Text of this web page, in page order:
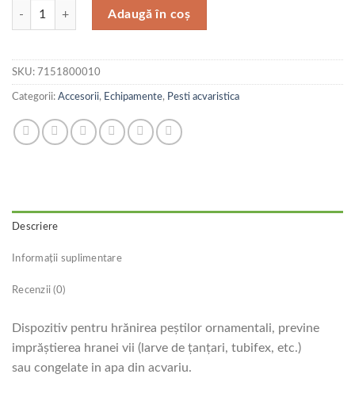
Cantitate Marina Hranitor Tubifex
Adaugă în coș
SKU: 7151800010
Categorii: Accesorii, Echipamente, Pesti acvaristica
Descriere
Informații suplimentare
Recenzii (0)
Dispozitiv pentru hrănirea peştilor ornamentali, previne
imprăştierea hranei vii (larve de ţanţari, tubifex, etc.)
sau congelate in apa din acvariu.